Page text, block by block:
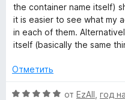
t
a
i
5
и
з
5
н
е
н
о
а
и
the container name itself)
it is easier to see what my
in each of them.
itself (basically the same
Отметить
О
от EzAll год